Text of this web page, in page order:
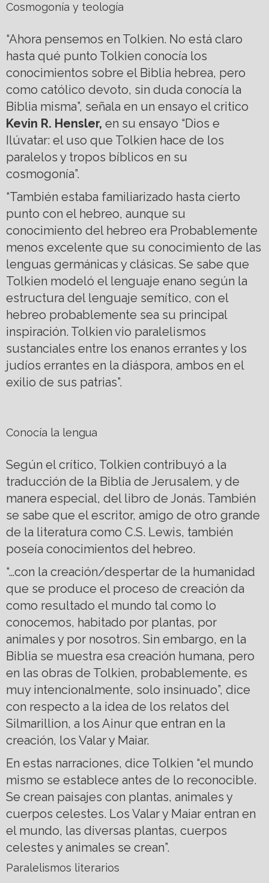
Cosmogonía y teología
“Ahora pensemos en Tolkien. No está claro
hasta qué punto Tolkien conocía los
conocimientos sobre el Biblia hebrea, pero
como católico devoto, sin duda conocía la
Biblia misma”, señala en un ensayo el critico
Kevin R. Hensler, en su ensayo “Dios e
Ilúvatar: el uso que Tolkien hace de los
paralelos y tropos bíblicos en su
cosmogonía”.
“También estaba familiarizado hasta cierto
punto con el hebreo, aunque su
conocimiento del hebreo era Probablemente
menos excelente que su conocimiento de las
lenguas germánicas y clásicas. Se sabe que
Tolkien modeló el lenguaje enano según la
estructura del lenguaje semítico, con el
hebreo probablemente sea su principal
inspiración. Tolkien vio paralelismos
sustanciales entre los enanos errantes y los
judíos errantes en la diáspora, ambos en el
exilio de sus patrias”.
Conocía la lengua
Según el crítico, Tolkien contribuyó a la
traducción de la Biblia de Jerusalem, y de
manera especial, del libro de Jonás. También
se sabe que el escritor, amigo de otro grande
de la literatura como C.S. Lewis, también
poseía conocimientos del hebreo.
“…con la creación/despertar de la humanidad
que se produce el proceso de creación da
como resultado el mundo tal como lo
conocemos, habitado por plantas, por
animales y por nosotros. Sin embargo, en la
Biblia se muestra esa creación humana, pero
en las obras de Tolkien, probablemente, es
muy intencionalmente, solo insinuado”, dice
con respecto a la idea de los relatos del
Silmarillion, a los Ainur que entran en la
creación, los Valar y Maiar.
En estas narraciones, dice Tolkien “el mundo
mismo se establece antes de lo reconocible.
Se crean paisajes con plantas, animales y
cuerpos celestes. Los Valar y Maiar entran en
el mundo, las diversas plantas, cuerpos
celestes y animales se crean”.
Paralelismos literarios